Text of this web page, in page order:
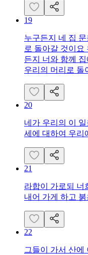
19
누구든지 네 집
로 돌아갈 것이요
든지 너와 함께
우리의 머리로 돌
20
네가 우리의 이
세에 대하여 우리
21
라합이 가로되 너
내어 가게 하고
22
그들이 가서 산에